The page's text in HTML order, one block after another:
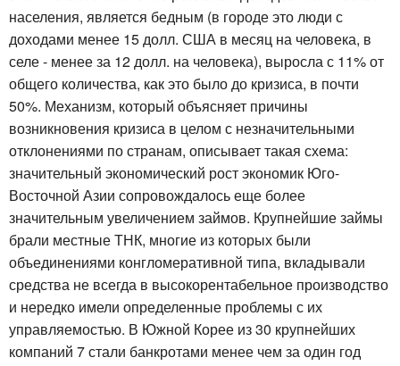
населения, является бедным (в городе это люди с
доходами менее 15 долл. США в месяц на человека, в
селе - менее за 12 долл. на человека), выросла с 11% от
общего количества, как это было до кризиса, в почти
50%. Механизм, который объясняет причины
возникновения кризиса в целом с незначительными
отклонениями по странам, описывает такая схема:
значительный экономический рост экономик Юго-
Восточной Азии сопровождалось еще более
значительным увеличением займов. Крупнейшие займы
брали местные ТНК, многие из которых были
объединениями конгломеративной типа, вкладывали
средства не всегда в высокорентабельное производство
и нередко имели определенные проблемы с их
управляемостью. В Южной Корее из 30 крупнейших
компаний 7 стали банкротами менее чем за один год